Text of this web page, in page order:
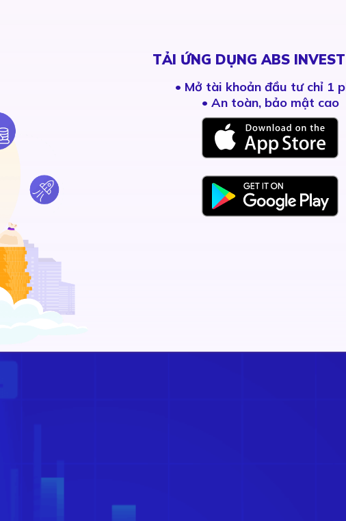
TẢI ỨNG DỤNG ABS
• Mở tài khoản đầu tư chỉ 1
• An toàn, bảo mật cao